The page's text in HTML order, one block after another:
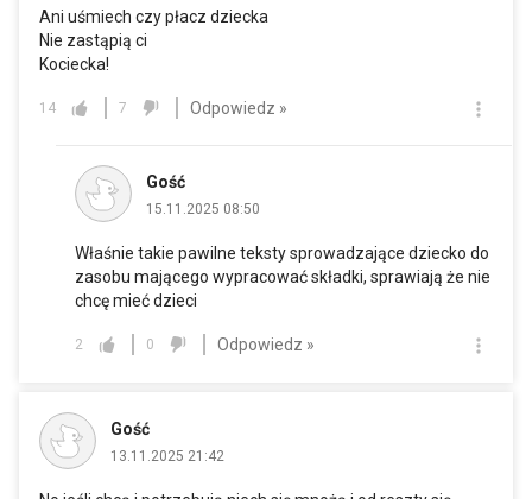
Ani uśmiech czy płacz dziecka
Nie zastąpią ci
Kociecka!
14 7 Odpowiedz »
Gość
15.11.2025 08:50
Właśnie takie pawilne teksty sprowadzające dziecko do
zasobu mającego wypracować składki, sprawiają że nie
chcę mieć dzieci
2 0 Odpowiedz »
Gość
13.11.2025 21:42